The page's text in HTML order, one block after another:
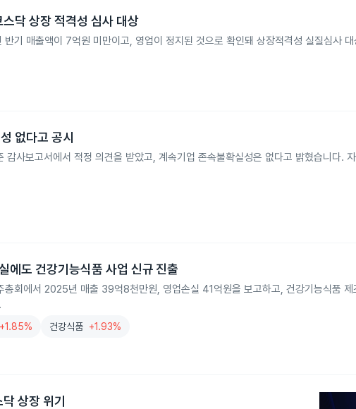
닥 상장 적격성 심사 대상
기 매출액이 7억원 미만이고, 영업이 정지된 것으로 확인돼 상장적격성 실질심사
없다고 공시
사보고서에서 적정 의견을 받았고, 계속기업 존속불확실성은 없다고 밝혔습니다.
도 건강기능식품 사업 신규 진출
회에서 2025년 매출 39억8천만원, 영업손실 41억원을 보고하고, 건강기능식품 제
+1.85% 건강식품 +1.93%
상장 위기